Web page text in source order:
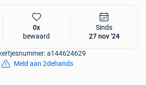
0x
bewaard
Sinds
27 nov '24
a144624629
Meld aan 2dehands